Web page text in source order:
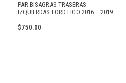
PAR BISAGRAS TRASERAS
IZQUIERDAS FORD FIGO 2016 – 2019
$750.00